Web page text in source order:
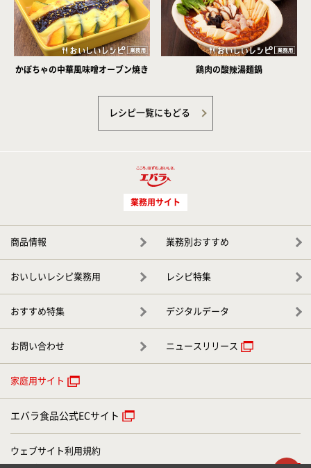
かぼちゃの中華風味噌オーブン焼き 鶏肉の酸辣湯麺鍋
レシピ一覧にもどる
業務用サイト
商品情報 業務別おすすめ
おいしいレシピ業務用 レシピ特集
おすすめ特集 デジタルデータ
お問い合わせ ニュースリリース
家庭用サイト
エバラ食品公式ECサイト
ウェブサイト利用規約